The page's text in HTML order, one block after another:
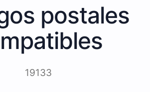
postales
19133